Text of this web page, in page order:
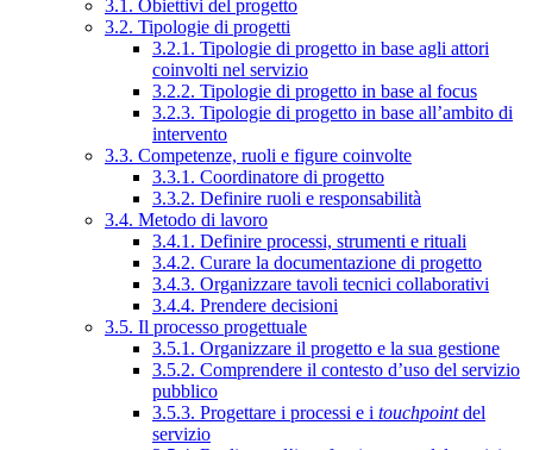
3.1. Obiettivi del progetto
3.2. Tipologie di progetti
3.2.1. Tipologie di progetto in base agli attori
coinvolti nel servizio
3.2.2. Tipologie di progetto in base al focus
3.2.3. Tipologie di progetto in base all’ambito di
intervento
3.3. Competenze, ruoli e figure coinvolte
3.3.1. Coordinatore di progetto
3.3.2. Definire ruoli e responsabilità
3.4. Metodo di lavoro
3.4.1. Definire processi, strumenti e rituali
3.4.2. Curare la documentazione di progetto
3.4.3. Organizzare tavoli tecnici collaborativi
3.4.4. Prendere decisioni
3.5. Il processo progettuale
3.5.1. Organizzare il progetto e la sua gestione
3.5.2. Comprendere il contesto d’uso del servizio
pubblico
3.5.3. Progettare i processi e i touchpointdel
servizio